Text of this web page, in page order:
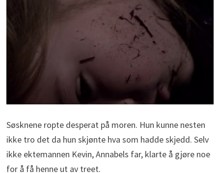
Søsknene ropte desperat på moren. Hun kunne nesten
ikke tro det da hun skjønte hva som hadde skjedd. Selv
ikke ektemannen Kevin, Annabels far, klarte å gjøre noe
for å få henne ut av treet.